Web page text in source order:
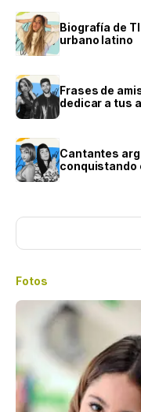
Biografía de
urbano latino
Frases de
dedicar a tus
Cantantes
conquistando
Fotos